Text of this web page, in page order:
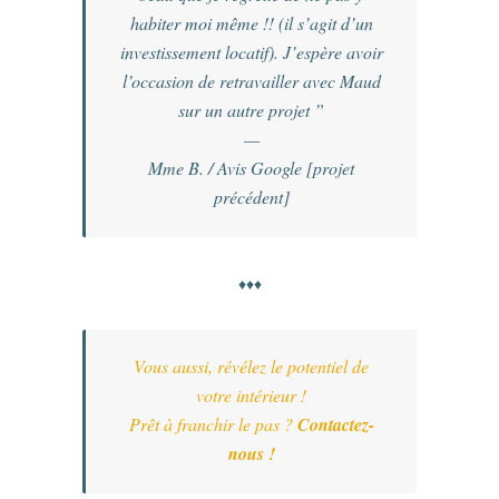
habiter moi même !! (il s’agit d’un
investissement locatif). J’espère avoir
l’occasion de retravailler avec Maud
sur un autre projet ”
—
Mme B. / Avis Google [projet
précédent]
♦♦♦
Vous aussi, révélez le potentiel de
votre intérieur !
Prêt à franchir le pas ?Contactez-
nous !